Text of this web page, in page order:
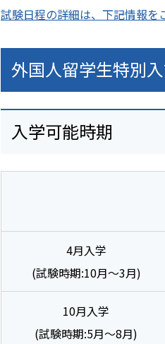
試験日程の詳細は、下記情報を
外国人留学生特別
入学可能時期
4月入学
(試験時期:10月～3月)
10月入学
(試験時期:5月～8月)